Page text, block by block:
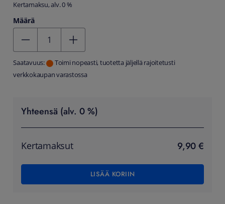
Kertamaksu, alv. 0 %
Määrä
Saatavuus:
Toimi nopeasti, tuotetta jäljellä rajoitetusti
verkkokaupan varastossa
Yhteensä (alv. 0 %)
Kertamaksut 9,90 €
LISÄÄ KORIIN